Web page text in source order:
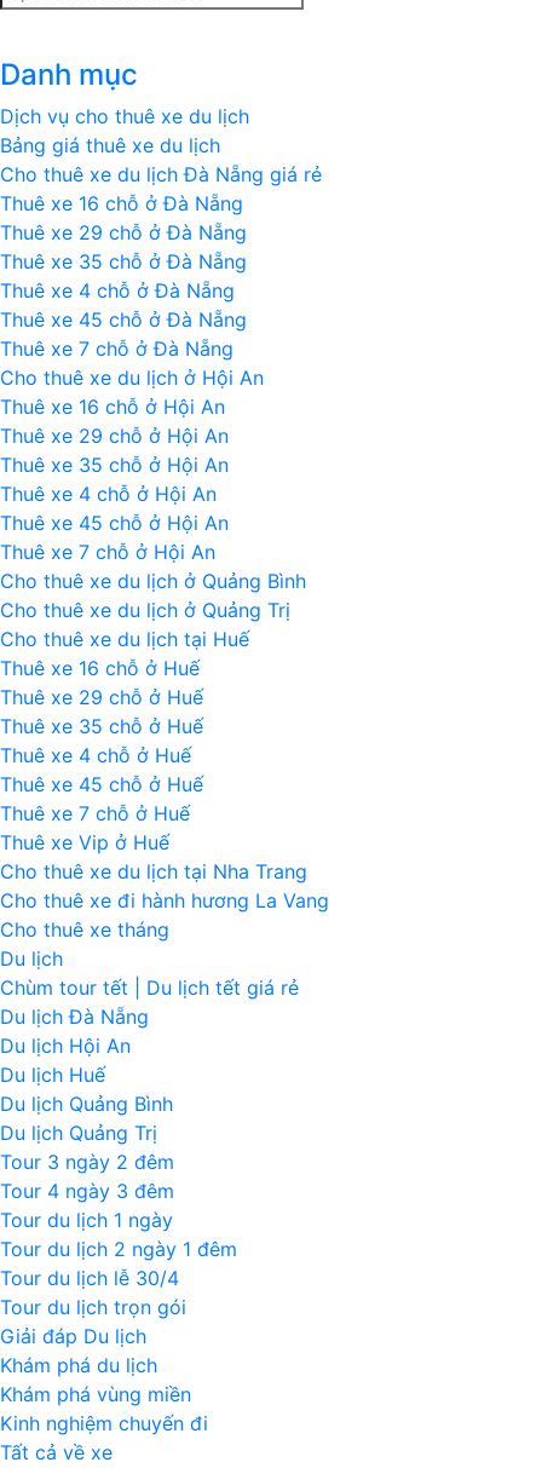
cảnh
của
nhìn
từ
flycam
Danh mục
Dịch vụ cho thuê xe du lịch
Bảng giá thuê xe du lịch
Cho thuê xe du lịch Đà Nẵng giá rẻ
Thuê xe 16 chỗ ở Đà Nẵng
Thuê xe 29 chỗ ở Đà Nẵng
Thuê xe 35 chỗ ở Đà Nẵng
Thuê xe 4 chỗ ở Đà Nẵng
Thuê xe 45 chỗ ở Đà Nẵng
Thuê xe 7 chỗ ở Đà Nẵng
Cho thuê xe du lịch ở Hội An
Thuê xe 16 chỗ ở Hội An
Thuê xe 29 chỗ ở Hội An
Thuê xe 35 chỗ ở Hội An
Thuê xe 4 chỗ ở Hội An
Thuê xe 45 chỗ ở Hội An
Thuê xe 7 chỗ ở Hội An
Cho thuê xe du lịch ở Quảng Bình
Cho thuê xe du lịch ở Quảng Trị
Cho thuê xe du lịch tại Huế
Thuê xe 16 chỗ ở Huế
Thuê xe 29 chỗ ở Huế
Thuê xe 35 chỗ ở Huế
Thuê xe 4 chỗ ở Huế
Thuê xe 45 chỗ ở Huế
Thuê xe 7 chỗ ở Huế
Thuê xe Vip ở Huế
Cho thuê xe du lịch tại Nha Trang
Cho thuê xe đi hành hương La Vang
Cho thuê xe tháng
Du lịch
Chùm tour tết | Du lịch tết giá rẻ
Du lịch Đà Nẵng
Du lịch Hội An
Du lịch Huế
Du lịch Quảng Bình
Du lịch Quảng Trị
Tour 3 ngày 2 đêm
Tour 4 ngày 3 đêm
Tour du lịch 1 ngày
Tour du lịch 2 ngày 1 đêm
Tour du lịch lễ 30/4
Tour du lịch trọn gói
Giải đáp Du lịch
Khám phá du lịch
Khám phá vùng miền
Kinh nghiệm chuyến đi
Tất cả về xe